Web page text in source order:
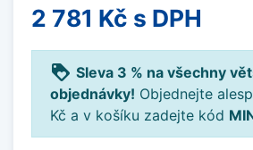
2 781 Kč s DPH
loyalty Sleva 3 % na všechny
objednávky! Objednejte
Kč a v košíku zadejte kód